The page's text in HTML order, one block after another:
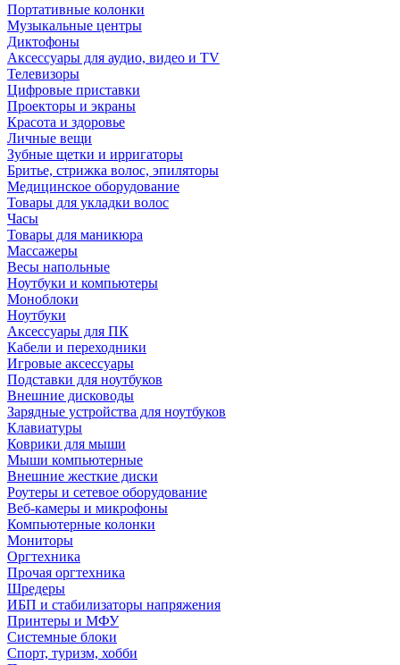
Портативные колонки
Музыкальные центры
Диктофоны
Аксессуары для аудио, видео и TV
Телевизоры
Цифровые приставки
Проекторы и экраны
Красота и здоровье
Личные вещи
Зубные щетки и ирригаторы
Бритье, стрижка волос, эпиляторы
Медицинское оборудование
Товары для укладки волос
Часы
Товары для маникюра
Массажеры
Весы напольные
Ноутбуки и компьютеры
Моноблоки
Ноутбуки
Аксессуары для ПК
Кабели и переходники
Игровые аксессуары
Подставки для ноутбуков
Внешние дисководы
Зарядные устройства для ноутбуков
Клавиатуры
Коврики для мыши
Мыши компьютерные
Внешние жесткие диски
Роутеры и сетевое оборудование
Веб-камеры и микрофоны
Компьютерные колонки
Мониторы
Оргтехника
Прочая оргтехника
Шредеры
ИБП и стабилизаторы напряжения
Принтеры и МФУ
Системные блоки
Спорт, туризм, хобби